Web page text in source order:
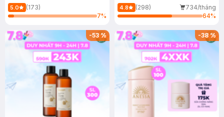
150ml
5.0
(173)
7%
4.8 (298)
734/tháng
64%
-53% -38%